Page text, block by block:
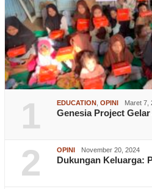
1 EDUCATION OPINI Maret 7,
Genesia Project
2 OPINI November 20, 2024
Dukungan Keluarga: